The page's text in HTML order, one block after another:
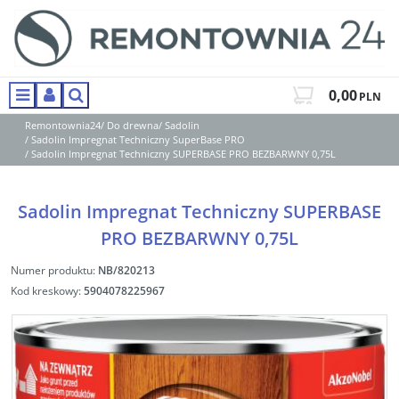
MenuPanelSzukaj 0,00PLN
Remontownia24/ Do drewna/ Sadolin
/ Sadolin Impregnat Techniczny SuperBase PRO
/ Sadolin Impregnat Techniczny SUPERBASE PRO BEZBARWNY 0,75L
Sadolin Impregnat Techniczny SUPERBASE
PRO BEZBARWNY 0,75L
Numer produktu: NB/820213
Kod kreskowy:5904078225967